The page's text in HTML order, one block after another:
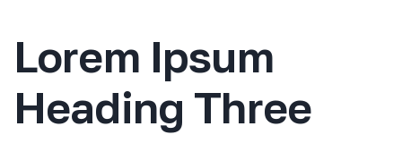
Lorem Ipsum
Heading Three